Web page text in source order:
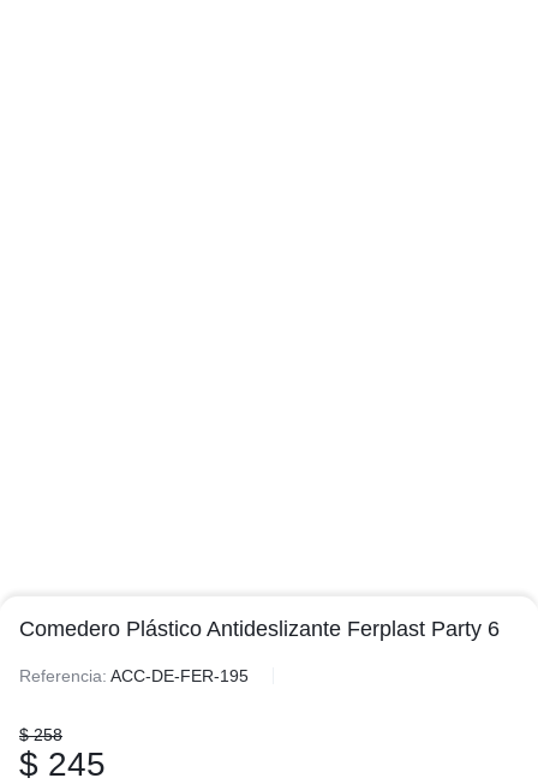
Comedero Plástico Antideslizante Ferplast Party 6
Referencia: ACC-DE-FER-195
$258
$ 245